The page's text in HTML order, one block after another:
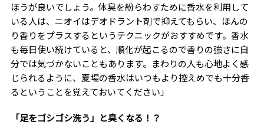
ほうが良いでしょう。体臭を紛らわすために香水を利用して
いる人は、ニオイはデオドラント剤で抑えてもらい、ほんの
り香りをプラスするというテクニックがおすすめです。香水
も毎日使い続けていると、順化が起こるので香りの強さに自
分では気づかないこともあります。まわりの人も心地よく感
じられるように、夏場の香水はいつもより控えめでも十分香
るということを覚えておいてください」
「足をゴシゴシ洗う」と臭くなる！？